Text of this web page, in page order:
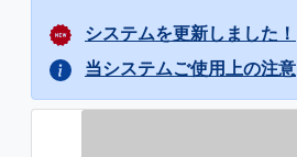
システムを更新しました！
当システムご使用上の注意